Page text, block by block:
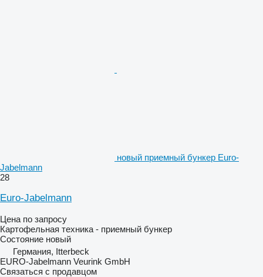
новый приемный бункер Euro-
Jabelmann
28
Euro-Jabelmann
Цена по запросу
Картофельная техника - приемный бункер
Состояние новый
Германия, Itterbeck
EURO-Jabelmann Veurink GmbH
Связаться с продавцом